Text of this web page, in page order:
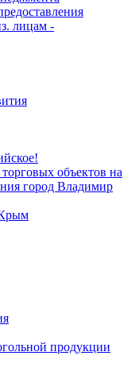
лицам -
объектов на
город Владимир
продукции